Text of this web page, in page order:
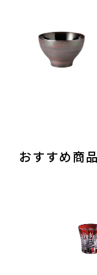
おすすめ商品